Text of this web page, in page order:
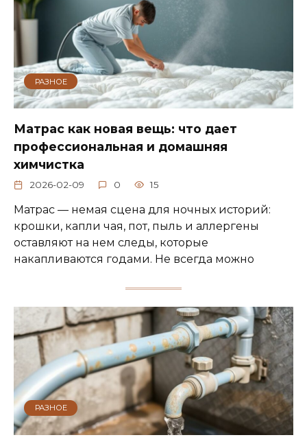
РАЗНОЕ
Матрас как новая вещь: что дает
профессиональная и домашняя
химчистка
2026-02-09 0 15
Матрас — немая сцена для ночных историй:
крошки, капли чая, пот, пыль и аллергены
оставляют на нем следы, которые
накапливаются годами. Не всегда можно
РАЗНОЕ